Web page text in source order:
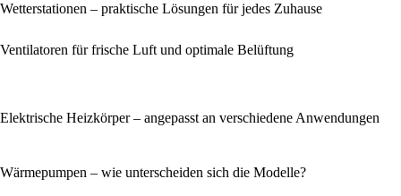
Wetterstationen – praktische Lösungen für jedes Zuhause
Ventilatoren für frische Luft und optimale Belüftung
Elektrische Heizkörper – angepasst an verschiedene Anwendungen
Wärmepumpen – wie unterscheiden sich die Modelle?